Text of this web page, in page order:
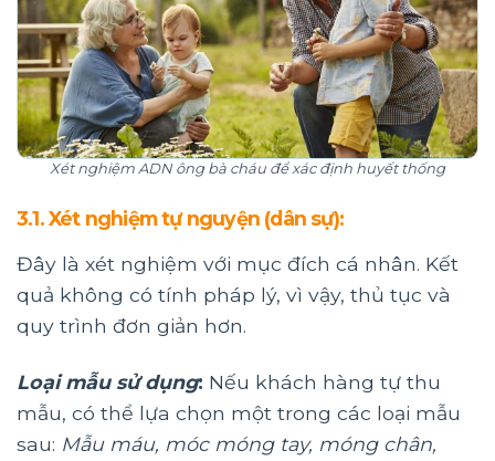
Xét nghiệm ADN ông bà cháu để xác định huyết thống
3.1. Xét nghiệm tự nguyện (dân sự):
Đây là xét nghiệm với mục đích cá nhân. Kết
quả không có tính pháp lý, vì vậy, thủ tục và
quy trình đơn giản hơn.
Loại mẫu sử dụng: Nếu khách hàng tự thu
mẫu, có thể lựa chọn một trong các loại mẫu
sau: Mẫu máu, móc móng tay, móng chân,